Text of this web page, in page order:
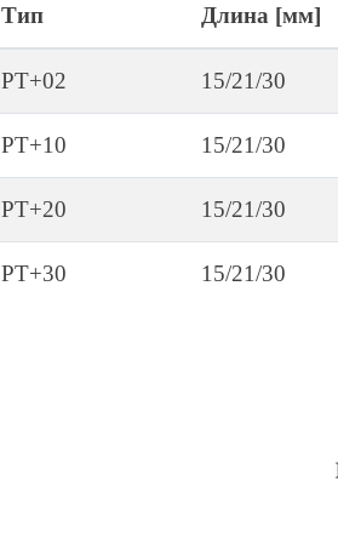
Тип Длина [мм]
PT+02 15/21/30
PT+10 15/21/30
PT+20 15/21/30
PT+30 15/21/30